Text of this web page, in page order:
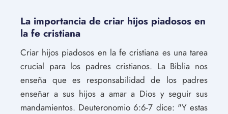
La importancia de criar hijos piadosos en
la fe cristiana
Criar hijos piadosos en la fe cristiana es una tarea
crucial para los padres cristianos. La Biblia nos
enseña que es responsabilidad de los padres
enseñar a sus hijos a amar a Dios y seguir sus
mandamientos. Deuteronomio 6:6-7 dice: "Y estas